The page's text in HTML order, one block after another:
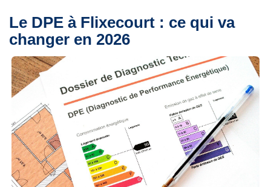
Le DPE à Flixecourt : ce qui va
changer en 2026